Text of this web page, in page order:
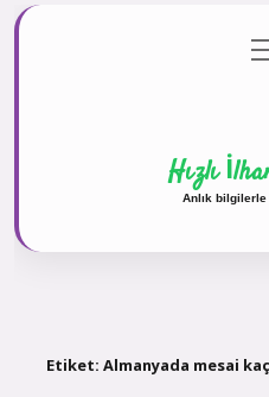
Gizlilik
aç
Hızlı
Anlık
Etiket: Almanyada mesai